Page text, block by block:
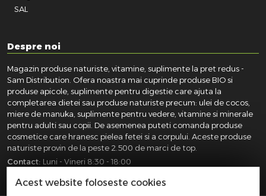
SAL
Despre noi
Magazin produse naturiste, vitamine, suplimente la pret redus -
Sam Distribution. Ofera noastra mai cuprinde produse BIO si
produse apicole, suplimente pentru digestie care ajuta la
completarea dietei sau produse naturiste precum: ulei de cocos,
miere de manuka, suplimente pentru vedere, vitamine si minerale
pentru adulti sau copii. De asemenea puteti comanda produse
cosmetice care hranesc pielea fetei si a corpului. Aceste produse
naturiste provin de la peste 2.500 de marci de top.
Contact: Luni - Vineri 8:30 - 18:00
Acest website foloseste cookies